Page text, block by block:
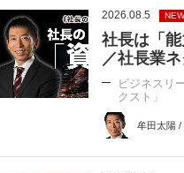
2026.08.5 NEW
社長は「
／社長業
ビジネスリ
クスト」
牟田太陽 /